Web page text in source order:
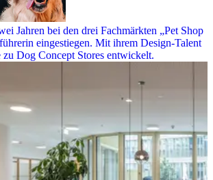
Jahren bei den drei Fachmärkten „Pet Shop
eingestiegen. Mit ihrem Design-Talent
zu Dog Concept Stores entwickelt.